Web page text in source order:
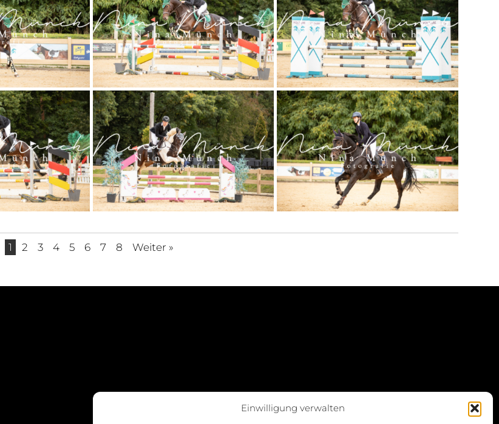
Einwilligung verwalten
1 2 3 4 5 6 7 8 Weiter »